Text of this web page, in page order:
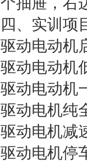
四、实训项
驱动电动机
驱动电动机
驱动电动机
驱动电机纯
驱动电机减
驱动电机停